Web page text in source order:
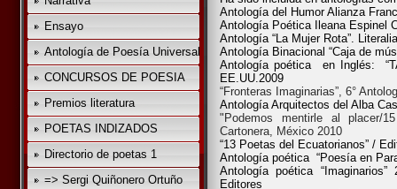
Ensayo
Antología de Poesía Universal
CONCURSOS DE POESIA
Premios literatura
POETAS INDIZADOS
Directorio de poetas 1
=> Sergi Quiñonero Ortuño
Antología del Humor Alianza
Antología Poética Ileana Espinel
Antología “La Mujer Rota”.
Antología Binacional “Caja de
Antología poética
en Inglés:
EE.UU.2009
“Fronteras Imaginarias”, 6°
Antología Arquitectos del Alba
"Podemos mentirle al placer/
Cartonera, México 2010
“13 Poetas del Ecuatorianos” /
Antología poética “Poesía en
Antología poética “Imaginarios”
Editores